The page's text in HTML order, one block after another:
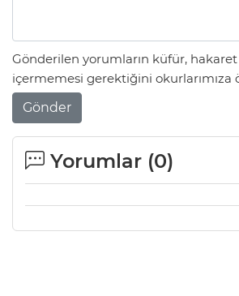
Gönderilen yorumların küfür,
içermemesi gerektiğini okurlarımıza
Gönder
Yorumlar (0)